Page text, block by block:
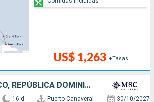
US$ 1,263 +Tasas
BAHAMAS, MÉXICO, REPÚBLICA DOMINICANA, PUERTO RICO, ESTADOS UNIDOS
16 d Puerto Canaveral 30/10/2027